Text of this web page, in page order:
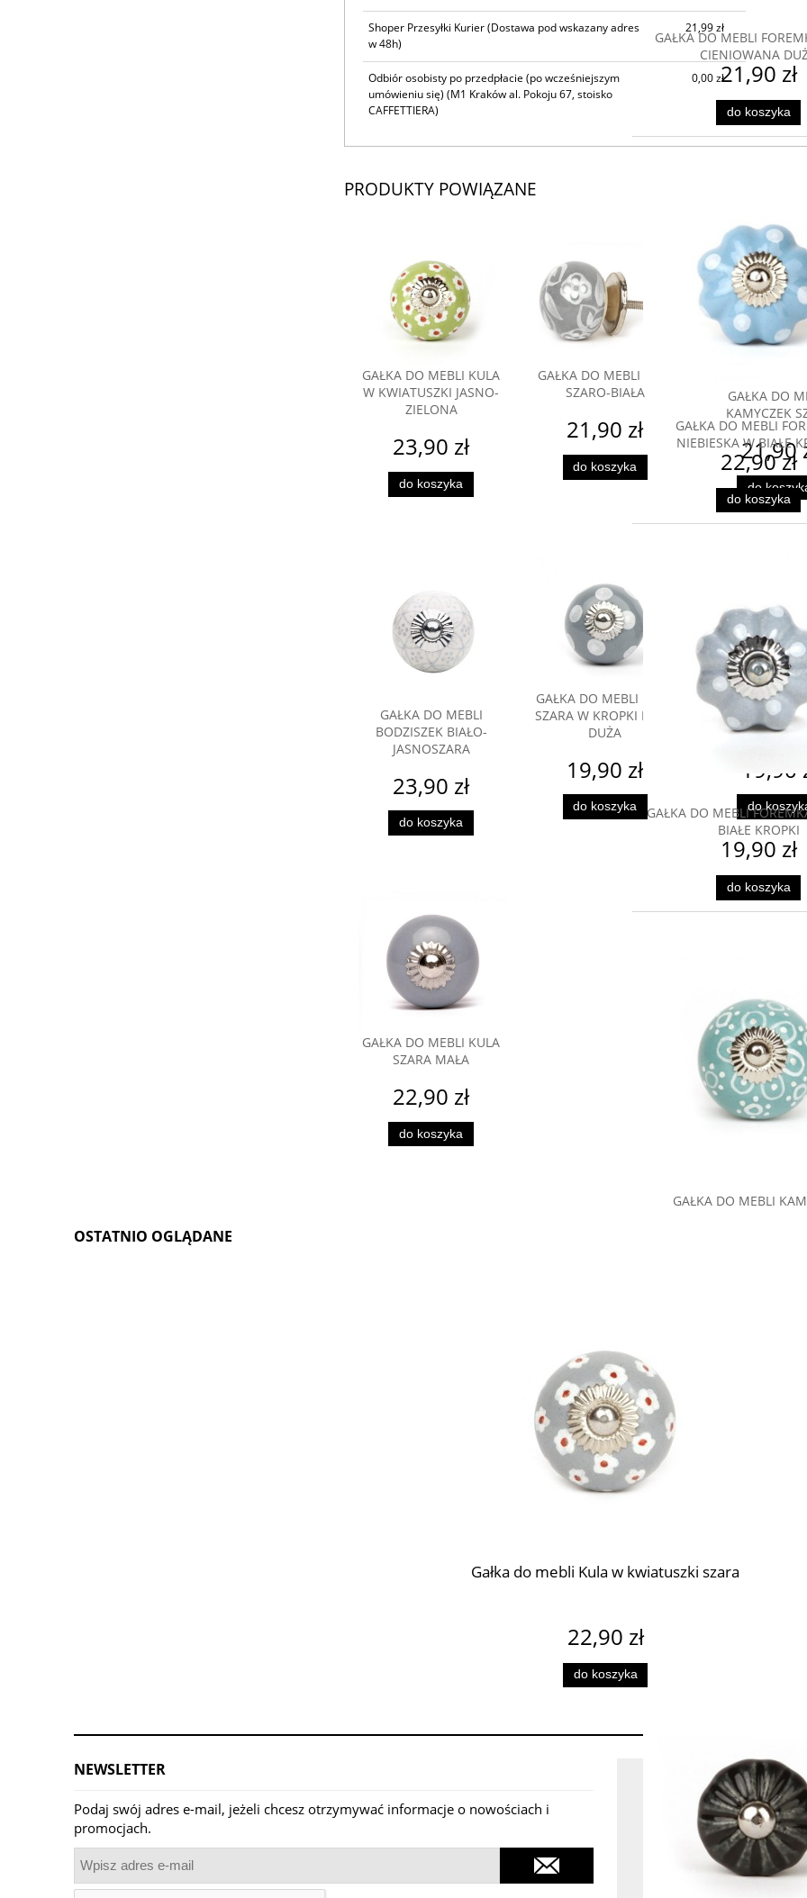
Shoper Przesyłki Kurier(Dostawa pod wskazany adres
w 48h)
21,99 zł
Odbiór osobisty po przedpłacie (po wcześniejszym
umówieniu się) (M1 Kraków al. Pokoju 67, stoisko
CAFFETTIERA)
0,00 zł
PRODUKTY POWIĄZANE
GAŁKA DO MEBLI KULA
W KWIATUSZKI JASNO-
ZIELONA
23,90 zł
do koszyka
GAŁKA DO MEBLI LILIA
SZARO-BIAŁA
21,90 zł
do koszyka
GAŁKA DO
KAMYCZEK
21,90
do
GAŁKA DO MEBLI
BODZISZEK BIAŁO-
JASNOSZARA
23,90 zł
do koszyka
GAŁKA DO MEBLI KULA
SZARA W KROPKI BIAŁE
DUŻA
19,90 zł
do koszyka
GAŁKA DO
PIERŚCIENIE
SZARE
19,90
do
GAŁKA DO MEBLI KULA
SZARA MAŁA
22,90 zł
do koszyka
GAŁKA DO MEBLI
CIENIOWANA
21,90 zł
do koszyka
GAŁKA DO MEBLI
NIEBIESKA W BIAŁE
22,90 zł
do koszyka
GAŁKA DO MEBLI
BIAŁE KROPKI
19,90 zł
do koszyka
GAŁKA DO MEBLI
OSTATNIO OGLĄDANE
Gałka do mebli Kula w kwiatuszki szara
22,90 zł
do koszyka
NEWSLETTER
Podaj swój adres e-mail, jeżeli chcesz otrzymywać informacje o nowościach i
promocjach.
3